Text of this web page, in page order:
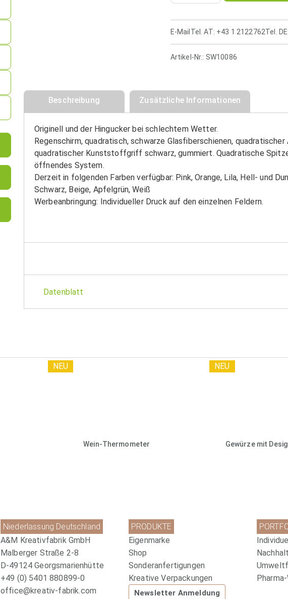
E-Mail Tel. AT: +43 1 2122762Tel.
Artikel-Nr.: SW10086
Beschreibung Zusätzliche Informationen
Originell und der Hingucker bei schlechtem Wetter.
Regenschirm, quadratisch, schwarze Glasfiberschienen, quadratischer
quadratischer Kunststoffgriff schwarz, gummiert. Quadratische
öffnendes System.
Derzeit in folgenden Farben verfügbar: Pink, Orange, Lila, Hell- und
Schwarz, Beige, Apfelgrün, Weiß
Werbeanbringung: Individueller Druck auf den einzelnen Feldern.
Datenblatt
Wein-Thermometer
NEU
Gewürze mit
NEU
Niederlassung Deutschland
A&M Kreativfabrik GmbH
Malberger Straße 2-8
D-49124 Georgsmarienhütte
+49 (0) 5401 880899-0
office@kreativ-fabrik.com
PRODUKTE
Eigenmarke
Shop
Sonderanfertigungen
Kreative Verpackungen
Newsletter Anmeldung